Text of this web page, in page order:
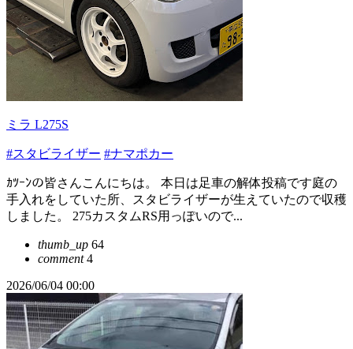
ミラ L275S
#スタビライザー #ナマポカー
ｶﾂｰﾝの皆さんこんにちは。 本日は足車の解体投稿です庭の
手入れをしていた所、スタビライザーが生えていたので収穫
しました。 275カスタムRS用っぽいので...
thumb_up 64
comment4
2026/06/04 00:00